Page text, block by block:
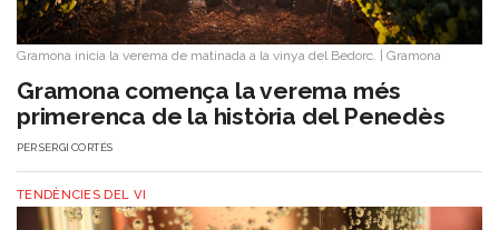
Gramona inicia la verema de matinada a la vinya del Bedorc. Gramona
Gramona comença la verema més
primerenca de la història del Penedès
PERSERGI CORTÉS
TENDÈNCIES DEL VI